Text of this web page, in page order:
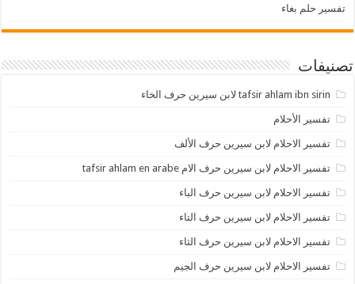
تفسير حلم بغاء
تصنيفات
tafsir ahlam ibn sirin لابن سيرين حرف الخاء
تفسير الأحلام
تفسير الاحلام لابن سيرين حرف الألف
تفسير الاحلام لابن سيرين حرف الام tafsir ahlam en arabe
تفسير الاحلام لابن سيرين حرف الباء
تفسير الاحلام لابن سيرين حرف التاء
تفسير الاحلام لابن سيرين حرف الثاء
تفسير الاحلام لابن سيرين حرف الجيم